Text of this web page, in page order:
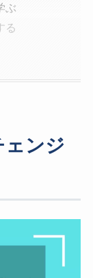
ぶ
る
ェンジ